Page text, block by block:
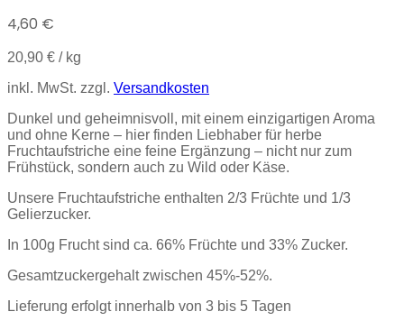
4,60 €
20,90 € / kg
inkl. MwSt. zzgl. Versandkosten
Dunkel und geheimnisvoll, mit einem einzigartigen Aroma
und ohne Kerne – hier finden Liebhaber für herbe
Fruchtaufstriche eine feine Ergänzung – nicht nur zum
Frühstück, sondern auch zu Wild oder Käse.
Unsere Fruchtaufstriche enthalten 2/3 Früchte und 1/3
Gelierzucker.
In 100g Frucht sind ca. 66% Früchte und 33% Zucker.
Gesamtzuckergehalt zwischen 45%-52%.
Lieferung erfolgt innerhalb von 3 bis 5 Tagen